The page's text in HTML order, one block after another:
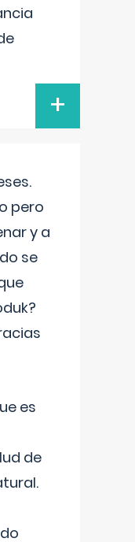
+
pero
y a
se
es
de